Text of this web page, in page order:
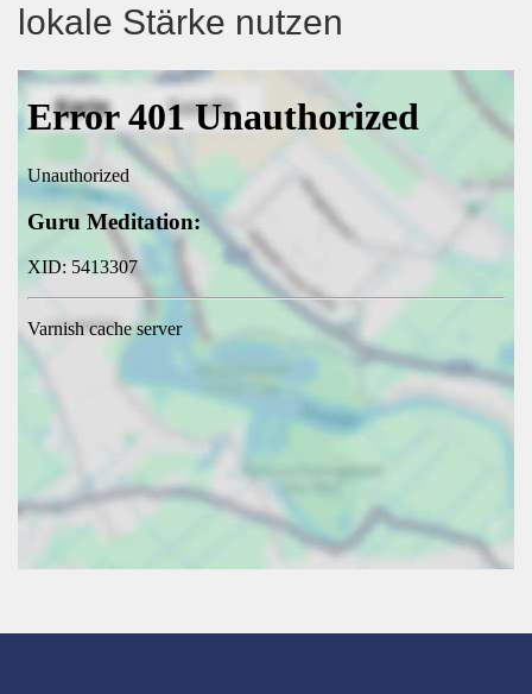
lokale Stärke nutzen